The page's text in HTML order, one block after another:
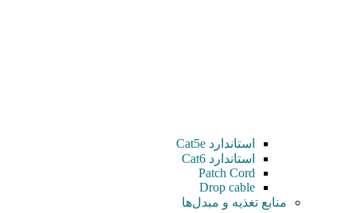
استاندارد Cat5e
استاندارد Cat6
Patch Cord
Drop cable
منابع تغذیه و مبدل‌ها